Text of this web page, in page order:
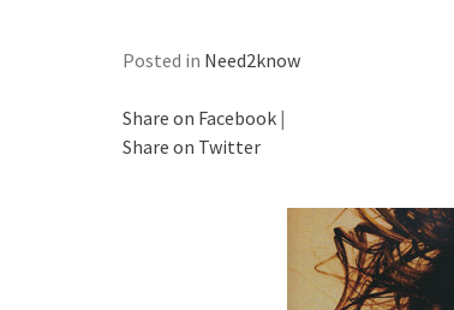
Posted in Need2know
Share on Facebook |
Share on Twitter